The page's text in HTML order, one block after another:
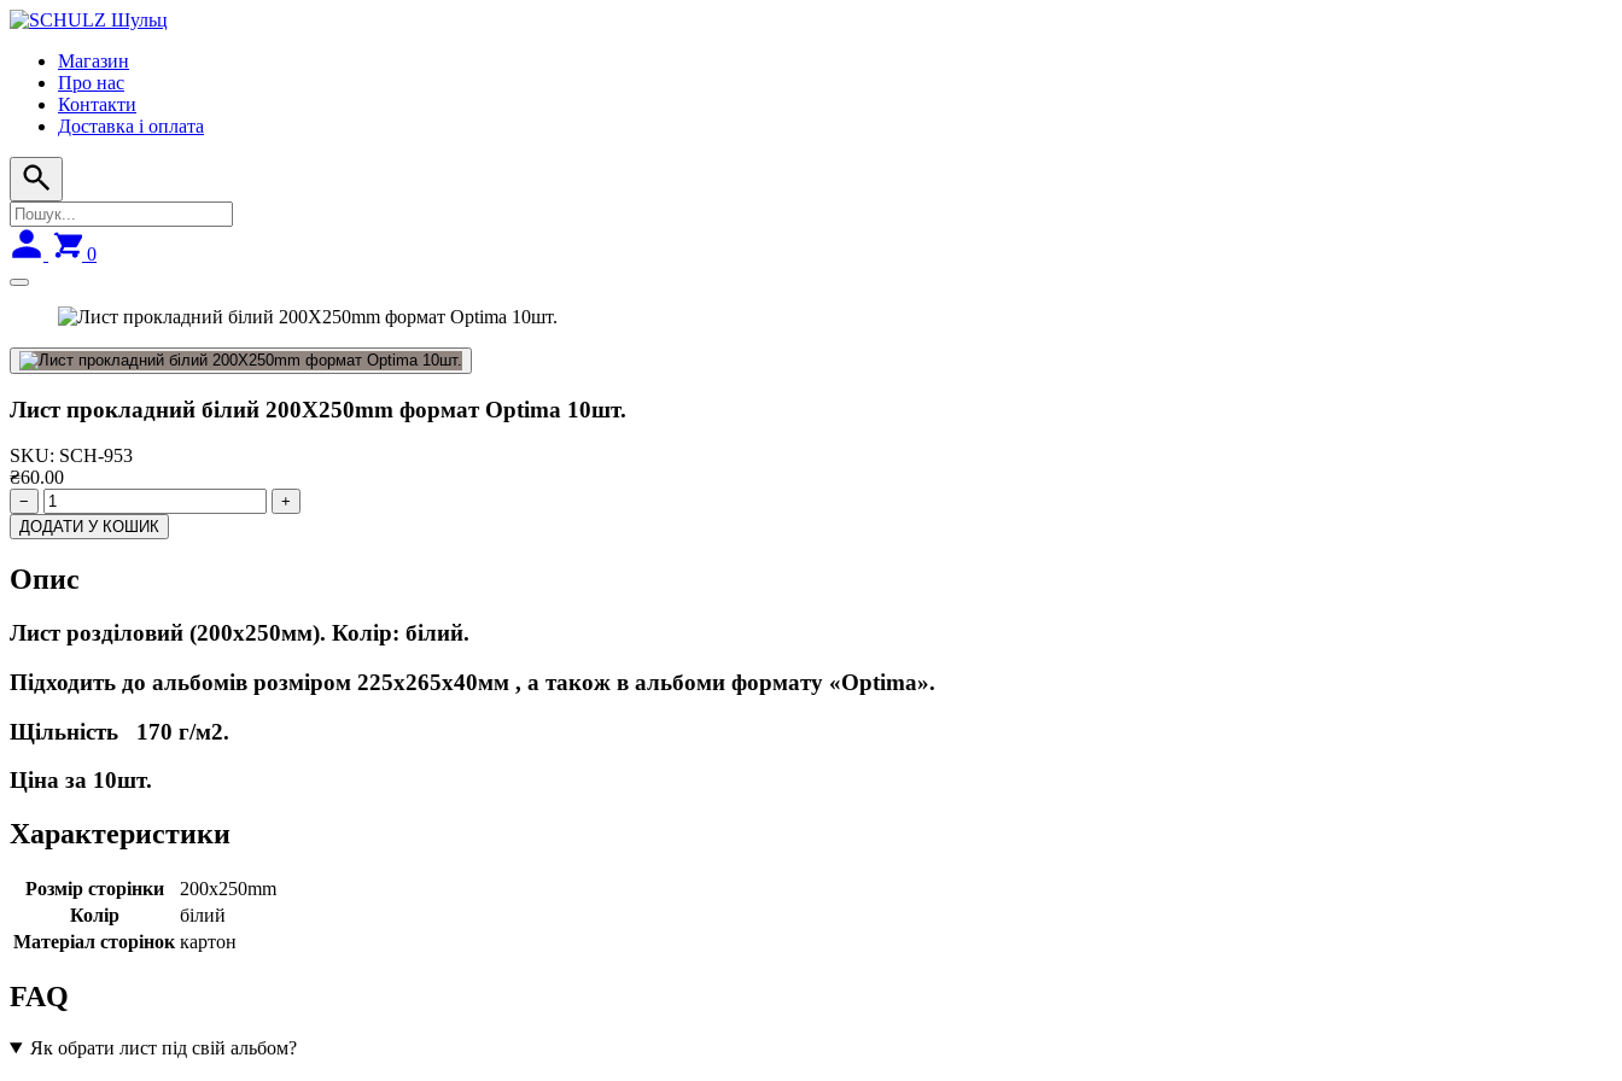
Skip
navigationМагазин
Про нас
Контакти
Доставка і оплата
0
Лист прокладний білий 200Х250mm формат Optima 10шт.
SKU: SCH-953
₴60.00
−
+
ДОДАТИ У КОШИК
Опис
Лист розділовий (200х250мм). Колір: білий.
Підходить до альбомів розміром 225х265х40мм , а також в альбоми формату «Optima».
Щільність 170 г/м2.
Ціна за 10шт.
Характеристики
Розмір сторінки
200x250mm
Колір
білий
Матеріал сторінок картон
FAQ
Як обрати лист під свій альбом?